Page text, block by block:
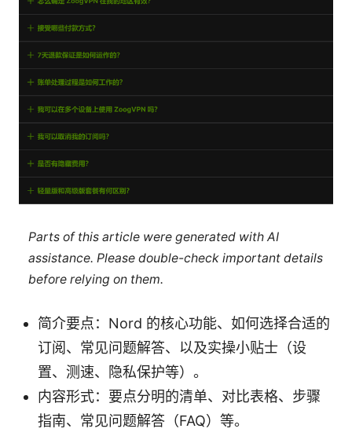
Parts of this article were generated with AI
assistance. Please double-check important details
before relying on them.
简介要点：Nord 的核心功能、如何选择合适的
订阅、常见问题解答、以及实操小贴士（设
置、测速、隐私保护等）。
内容形式：要点分明的清单、对比表格、步骤
指南、常见问题解答（FAQ）等。